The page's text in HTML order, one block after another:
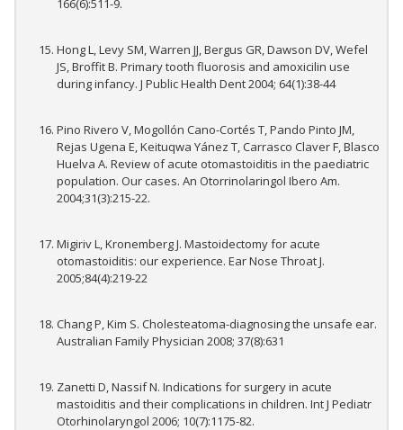
166(6):511-9.
Hong L, Levy SM, Warren JJ, Bergus GR, Dawson DV, Wefel
JS, Broffit B. Primary tooth fluorosis and amoxicilin use
during infancy. J Public Health Dent 2004; 64(1):38-44
Pino Rivero V, Mogollón Cano-Cortés T, Pando Pinto JM,
Rejas Ugena E, Keituqwa Yánez T, Carrasco Claver F, Blasco
Huelva A. Review of acute otomastoiditis in the paediatric
population. Our cases. An Otorrinolaringol Ibero Am.
2004;31(3):215-22.
Migiriv L, Kronemberg J. Mastoidectomy for acute
otomastoiditis: our experience. Ear Nose Throat J.
2005;84(4):219-22
Chang P, Kim S. Cholesteatoma-diagnosing the unsafe ear.
Australian Family Physician 2008; 37(8):631
Zanetti D, Nassif N. Indications for surgery in acute
mastoiditis and their complications in children. Int J Pediatr
Otorhinolaryngol 2006; 10(7):1175-82.